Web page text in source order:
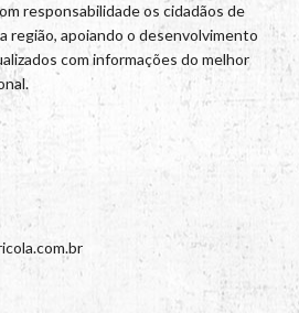
responsabilidade os cidadãos de
região, apoiando o desenvolvimento
com informações do melhor